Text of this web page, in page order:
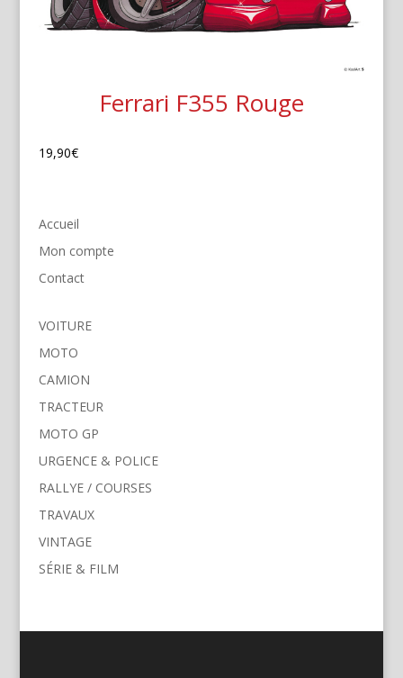
Ferrari F355 Rouge
19,90€
Accueil
Mon compte
Contact
VOITURE
MOTO
CAMION
TRACTEUR
MOTO GP
URGENCE & POLICE
RALLYE / COURSES
TRAVAUX
VINTAGE
SÉRIE & FILM